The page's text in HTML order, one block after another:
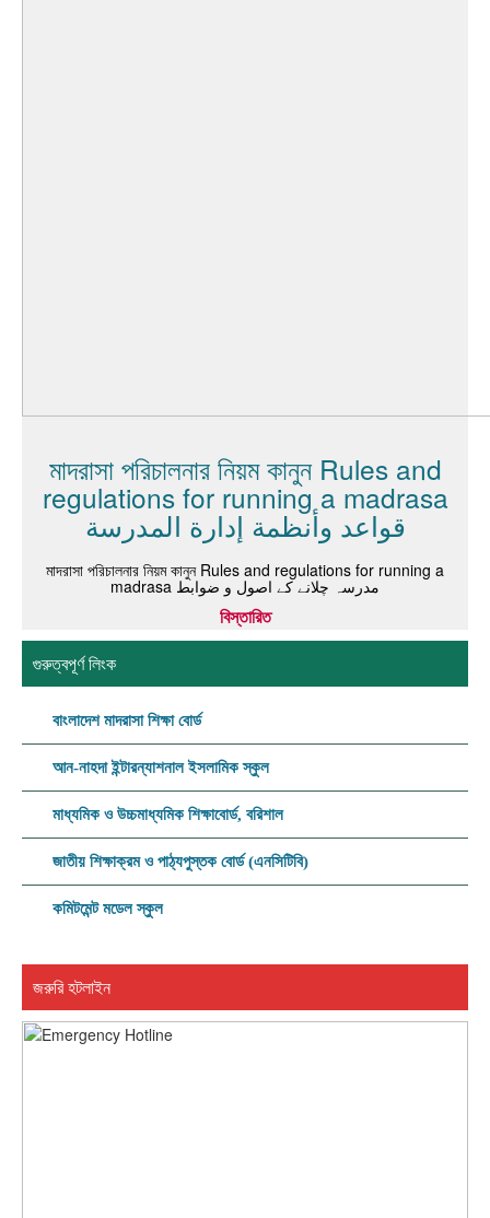
মাদরাসা পরিচালনার নিয়ম কানুন Rules and
regulations for running a madrasa
قواعد وأنظمة إدارة المدرسة
মাদরাসা পরিচালনার নিয়ম কানুন Rules and regulations for running a
madrasa مدرسہ چلانے کے اصول و ضوابط
বিস্তারিত
গুরুত্বপূর্ণ লিংক
বাংলাদেশ মাদরাসা শিক্ষা বোর্ড
আন-নাহদা ইন্টারন্যাশনাল ইসলামিক স্কুল
মাধ্যমিক ও উচ্চমাধ্যমিক শিক্ষাবোর্ড, বরিশাল
জাতীয় শিক্ষাক্রম ও পাঠ্যপুস্তক বোর্ড (এনসিটিবি)
কমিটমেন্ট মডেল স্কুল
জরুরি হটলাইন